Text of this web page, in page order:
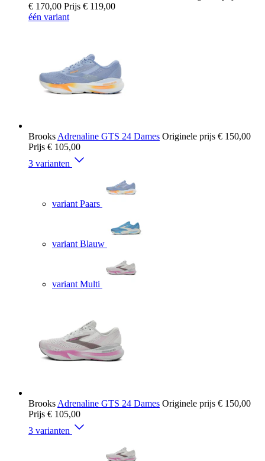
€ 170,00 Prijs € 119,00
één variant
Brooks Adrenaline GTS 24 Dames Originele prijs € 150,00
Prijs € 105,00
3 varianten
variant Paars
variant Blauw
variant Multi
Brooks Adrenaline GTS 24 Dames Originele prijs € 150,00
Prijs € 105,00
3 varianten